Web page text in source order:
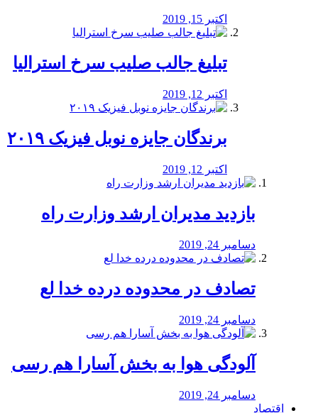
اکتبر 15, 2019
تبلیغ جالب صلیب سرخ استرالیا
اکتبر 12, 2019
برندگان جایزه نوبل فیزیک ۲۰۱۹
اکتبر 12, 2019
بازدید مدیران ارشد وزارت راه
دسامبر 24, 2019
تصادف در محدوده درده خدا لع
دسامبر 24, 2019
آلودگی هوا به بخش آسارا هم رسی
دسامبر 24, 2019
اقتصاد